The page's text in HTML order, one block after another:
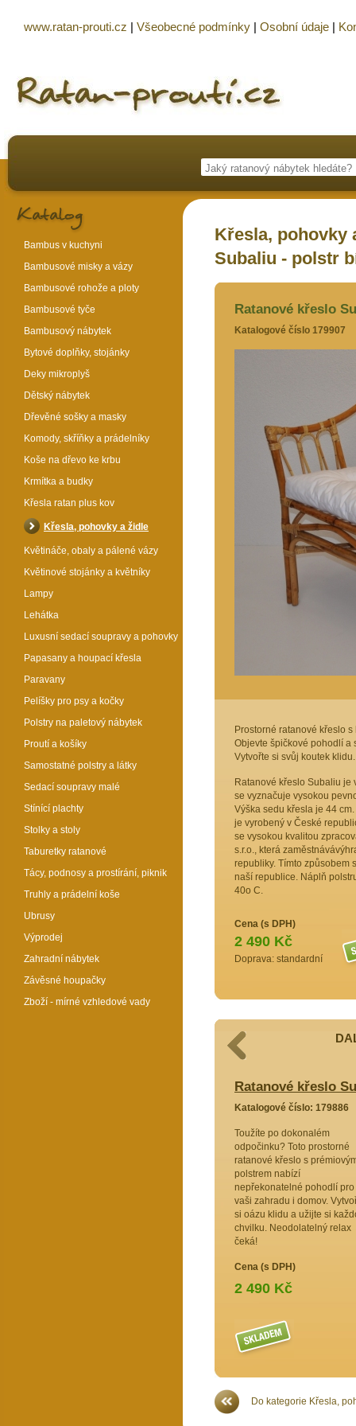
Křesla, pohovky
Subaliu - polstr
Ratanové křeslo
Katalogové číslo 179907
Prostorné ratanové křeslo
Objevte špičkové pohodlí a
Vytvořte si svůj koutek klidu.
Ratanové křeslo Subaliu je
se vyznačuje vysokou
Výška sedu křesla je 44
je vyrobený v České
se vysokou kvalitou
s.r.o., která
republiky. Tímto způsobem
naší republice. Náplň
40o C.
Cena (s DPH)
2 490 Kč
Doprava: standardní
Ratanové křeslo
Katalogové číslo: 179886
Toužíte po dokonalém
odpočinku? Toto prostorné
ratanové křeslo s
polstrem nabízí
nepřekonatelné pohodlí pro
vaši zahradu i domov.
si oázu klidu a užijte si
chvilku. Neodolatelný relax
čeká!
Cena (s DPH)
2 490 Kč
Do kategorie Křesla,
Bambus v kuchyni
Bambusové misky a vázy
Bambusové rohože a ploty
Bambusové tyče
Bambusový nábytek
Bytové doplňky, stojánky
Deky mikroplyš
Dětský nábytek
Dřevěné sošky a masky
Komody, skříňky a prádelníky
Koše na dřevo ke krbu
Krmítka a budky
Křesla ratan plus kov
Křesla, pohovky a židle
Květináče, obaly a pálené vázy
Květinové stojánky a květníky
Lampy
Lehátka
Luxusní sedací soupravy a pohovky
Papasany a houpací křesla
Paravany
Pelíšky pro psy a kočky
Polstry na paletový nábytek
Proutí a košíky
Samostatné polstry a látky
Sedací soupravy malé
Stínící plachty
Stolky a stoly
Taburetky ratanové
Tácy, podnosy a prostírání, piknik
Truhly a prádelní koše
Ubrusy
Výprodej
Zahradní nábytek
Závěsné houpačky
Zboží - mírné vzhledové vady
www.ratan-prouti.cz | Všeobecné podmínky | Osobní údaje |